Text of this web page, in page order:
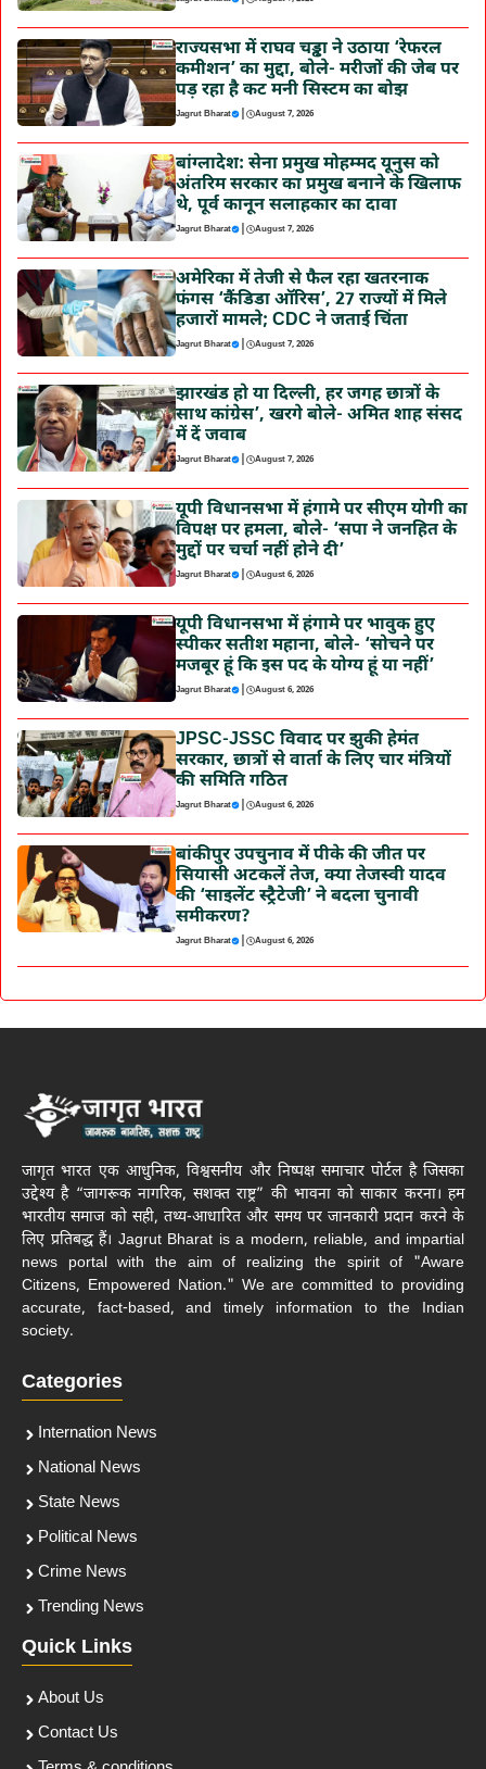
राज्यसभा में राघव चड्ढा ने उठाया ‘रेफरल
कमीशन’ का मुद्दा, बोले- मरीजों की जेब पर
पड़ रहा है कट मनी सिस्टम का बोझ
Jagrut Bharat | August 7, 2026
बांग्लादेश: सेना प्रमुख मोहम्मद यूनुस को
अंतरिम सरकार का प्रमुख बनाने के खिलाफ
थे, पूर्व कानून सलाहकार का दावा
Jagrut Bharat | August 7, 2026
अमेरिका में तेजी से फैल रहा खतरनाक
फंगस ‘कैंडिडा ऑरिस’, 27 राज्यों में मिले
हजारों मामले; CDC ने जताई चिंता
Jagrut Bharat | August 7, 2026
झारखंड हो या दिल्ली, हर जगह छात्रों के
साथ कांग्रेस’, खरगे बोले- अमित शाह संसद
में दें जवाब
Jagrut Bharat | August 7, 2026
यूपी विधानसभा में हंगामे पर सीएम योगी का
विपक्ष पर हमला, बोले- ‘सपा ने जनहित के
मुद्दों पर चर्चा नहीं होने दी’
Jagrut Bharat | August 6, 2026
यूपी विधानसभा में हंगामे पर भावुक हुए
स्पीकर सतीश महाना, बोले- ‘सोचने पर
मजबूर हूं कि इस पद के योग्य हूं या नहीं’
Jagrut Bharat | August 6, 2026
JPSC-JSSC विवाद पर झुकी हेमंत
सरकार, छात्रों से वार्ता के लिए चार मंत्रियों
की समिति गठित
Jagrut Bharat | August 6, 2026
बांकीपुर उपचुनाव में पीके की जीत पर
सियासी अटकलें तेज, क्या तेजस्वी यादव
की ‘साइलेंट स्ट्रैटेजी’ ने बदला चुनावी
समीकरण?
Jagrut Bharat | August 6, 2026
जागृत भारत एक आधुनिक, विश्वसनीय और निष्पक्ष समाचार पोर्टल है जिसका
उद्देश्य है “जागरूक नागरिक, सशक्त राष्ट्र” की भावना को साकार करना। हम
भारतीय समाज को सही, तथ्य-आधारित और समय पर जानकारी प्रदान करने के
लिए प्रतिबद्ध हैं। Jagrut Bharat is a modern, reliable, and impartial
news portal with the aim of realizing the spirit of "Aware
Citizens, Empowered Nation." We are committed to providing
accurate, fact-based, and timely information to the Indian
society.
Categories
Internation News
National News
State News
Political News
Crime News
Trending News
Quick Links
About Us
Contact Us